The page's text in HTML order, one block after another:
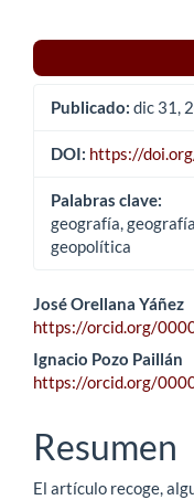
Barra
lateral
del
artículo
Publicado: dic 31,
DOI: https://
Palabras clave:
geografía,
geopolítica
principal
del
artículo
José Orellana Yáñez
https://orcid.org/
Ignacio Pozo Paillán
https://orcid.org/
Resumen
El artículo recoge,